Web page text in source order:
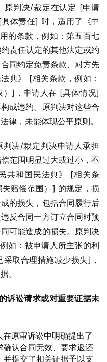
原判决/裁定在认定 [申请
体责任] 时，适用了《中
的条款，例如：第五百七
责任认定的其他法定或约
同约定免责条款、对方先
典》 [相关条款，例如：
）]，申请人在 [具体情况]
成违约。原判决对这些合
律，未能体现公平原则。
判决/裁定判决申请人承担
范围明显过大或过小，不
共和国民法典》 [相关条
赔偿范围）] 的规定，损
的损失，包括合同履行后
反合同一方订立合同时预
可能造成的损失。原判决
如：被申请人所主张的利
取合理措施减少损失]，
。
诉讼请求或对重要证据未
在原审诉讼中明确提出了
认合同无效、要求返还
提交了相关证据予以支